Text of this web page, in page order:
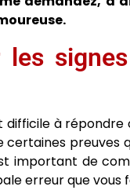
les
difficile à
preuves
important de
erreur que vous